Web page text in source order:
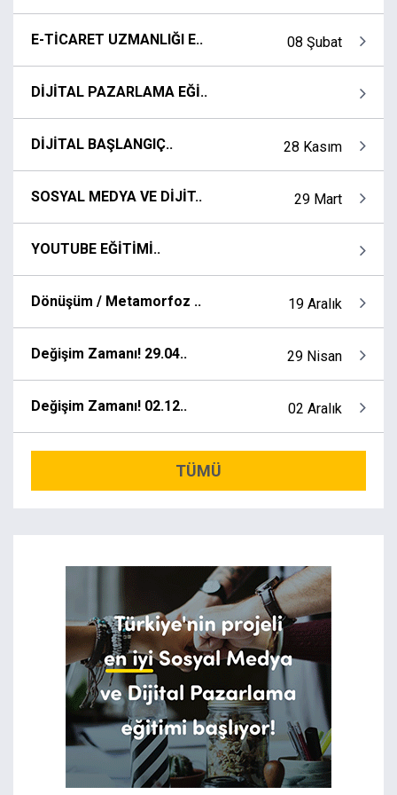
E-TİCARET UZMANLIĞI E.. 08 Şubat
DİJİTAL PAZARLAMA EĞİ..
DİJİTAL BAŞLANGIÇ.. 28 Kasım
SOSYAL MEDYA VE DİJİT.. 29 Mart
YOUTUBE EĞİTİMİ..
Dönüşüm / Metamorfoz .. 19 Aralık
Değişim Zamanı! 29.04.. 29 Nisan
Değişim Zamanı! 02.12.. 02 Aralık
TÜMÜ